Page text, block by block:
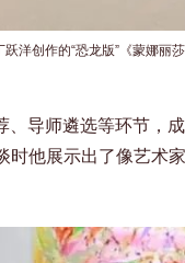
跃洋创作的“恐龙版”《蒙娜丽莎
导师遴选等环节，
他展示出了像艺术